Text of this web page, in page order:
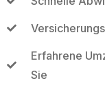
Erfahrene
Sie